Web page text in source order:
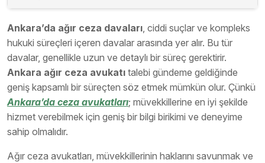
Ankara’da ağır ceza davaları, ciddi suçlar ve kompleks
hukuki süreçleri içeren davalar arasında yer alır. Bu tür
davalar, genellikle uzun ve detaylı bir süreç gerektirir.
Ankara ağır ceza avukatı talebi gündeme geldiğinde
geniş kapsamlı bir süreçten söz etmek mümkün olur. Çünkü
Ankara’da ceza avukatları; müvekkillerine en iyi şekilde
hizmet verebilmek için geniş bir bilgi birikimi ve deneyime
sahip olmalıdır.
Ağır ceza avukatları, müvekkillerinin haklarını savunmak ve